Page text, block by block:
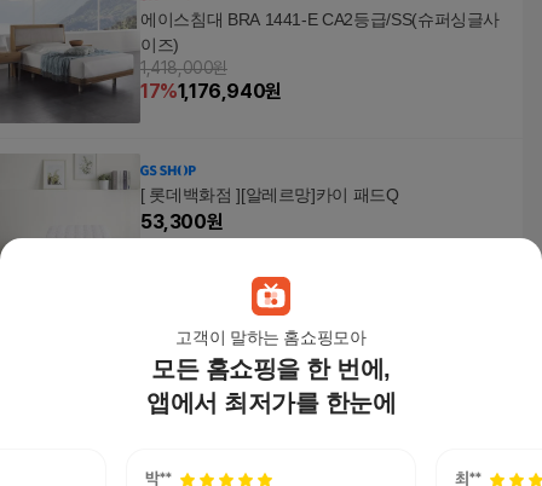
고객이 말하는 홈쇼핑모아
모든 홈쇼핑을 한 번에,
앱에서 최저가를 한눈에
에이스침대 BRA 1441-E CA2등급/SS(슈퍼싱글사
이즈)
1,418,000원
17%1,176,940원
[ 롯데백화점 ][알레르망]카이 패드Q
53,300원
동서가구 루젠 슈퍼싱글 SS 수납헤드 깊은서랍 침
대 프레임 DF635986
293,900원